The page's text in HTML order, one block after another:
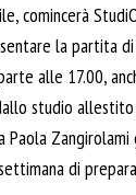
comincerà
la partita
alle 17.00,
studio allestito
Paola
di